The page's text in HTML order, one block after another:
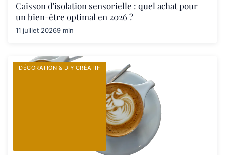
Caisson d'isolation sensorielle : quel achat pour
un bien-être optimal en 2026 ?
11 juillet 20269 min
DÉCORATION & DIY CRÉATIF